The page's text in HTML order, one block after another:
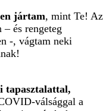
jártam, mint Te! Az
és rengeteg
-, vágtam neki
tapasztalattal,
válsággal a